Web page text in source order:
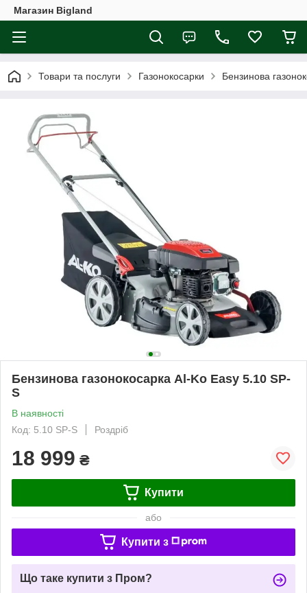
Магазин Bigland
Товари та послуги Газонокосарки Бензинова
Бензинова газонокосарка Al-Ko Easy 5.10 SP-
S
В наявності
Код: 5.10 SP-S
Роздріб
18 999 ₴
Купити
або
Купити з
Що таке купити з Пром?